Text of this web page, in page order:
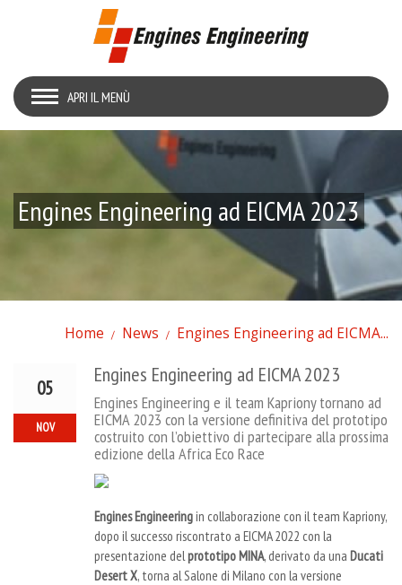
APRI IL MENÙ
Engines Engineering ad EICMA 2023
Home News Engines Engineering ad EICMA...
05
NOV
Engines Engineering ad EICMA 2023
Engines Engineering e il team Kapriony tornano ad
EICMA 2023 con la versione definitiva del prototipo
costruito con l’obiettivo di partecipare alla prossima
edizione della Africa Eco Race
Engines Engineeringin collaborazione con il team Kapriony,
dopo il successo riscontrato a EICMA 2022 con la
presentazione delprototipo MINA, derivato da una Ducati
Desert X, torna al Salone di Milano con la versione